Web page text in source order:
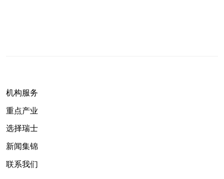
机构服务
重点产业
选择瑞士
新闻集锦
联系我们